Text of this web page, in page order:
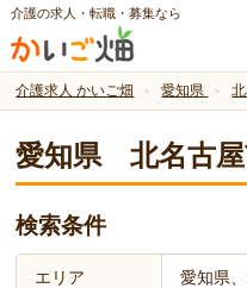
介護の求人・転職・募集なら
介護求人 かいご畑 愛知県
愛知県 北名古
検索条件
エリア 愛知県